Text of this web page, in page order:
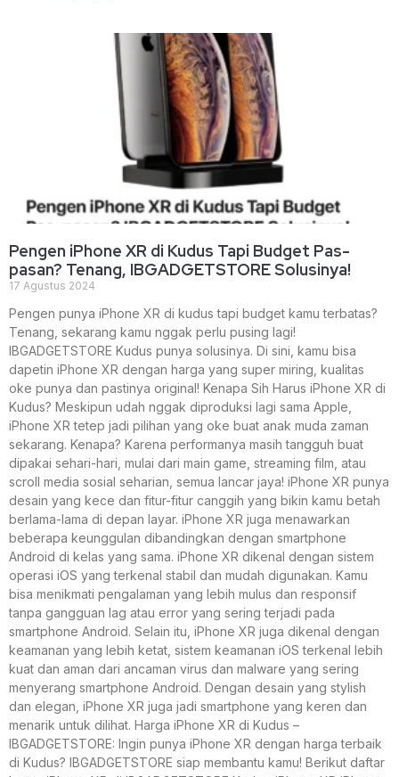
Pengen iPhone XR di Kudus Tapi Budget Pas-
pasan? Tenang, IBGADGETSTORE Solusinya!
17 Agustus 2024
Pengen punya iPhone XR di kudus tapi budget kamu terbatas?
Tenang, sekarang kamu nggak perlu pusing lagi!
IBGADGETSTORE Kudus punya solusinya. Di sini, kamu bisa
dapetin iPhone XR dengan harga yang super miring, kualitas
oke punya dan pastinya original! Kenapa Sih Harus iPhone XR di
Kudus? Meskipun udah nggak diproduksi lagi sama Apple,
iPhone XR tetep jadi pilihan yang oke buat anak muda zaman
sekarang. Kenapa? Karena performanya masih tangguh buat
dipakai sehari-hari, mulai dari main game, streaming film, atau
scroll media sosial seharian, semua lancar jaya! iPhone XR punya
desain yang kece dan fitur-fitur canggih yang bikin kamu betah
berlama-lama di depan layar. iPhone XR juga menawarkan
beberapa keunggulan dibandingkan dengan smartphone
Android di kelas yang sama. iPhone XR dikenal dengan sistem
operasi iOS yang terkenal stabil dan mudah digunakan. Kamu
bisa menikmati pengalaman yang lebih mulus dan responsif
tanpa gangguan lag atau error yang sering terjadi pada
smartphone Android. Selain itu, iPhone XR juga dikenal dengan
keamanan yang lebih ketat, sistem keamanan iOS terkenal lebih
kuat dan aman dari ancaman virus dan malware yang sering
menyerang smartphone Android. Dengan desain yang stylish
dan elegan, iPhone XR juga jadi smartphone yang keren dan
menarik untuk dilihat. Harga iPhone XR di Kudus –
IBGADGETSTORE: Ingin punya iPhone XR dengan harga terbaik
di Kudus? IBGADGETSTORE siap membantu kamu! Berikut daftar